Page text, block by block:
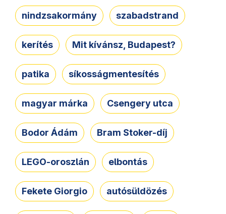
nindzsakormány szabadstrand
kerítés Mit kívánsz, Budapest?
patika síkosságmentesítés
magyar márka Csengery utca
Bodor Ádám Bram Stoker-díj
LEGO-oroszlán elbontás
Fekete Giorgio autósüldözés